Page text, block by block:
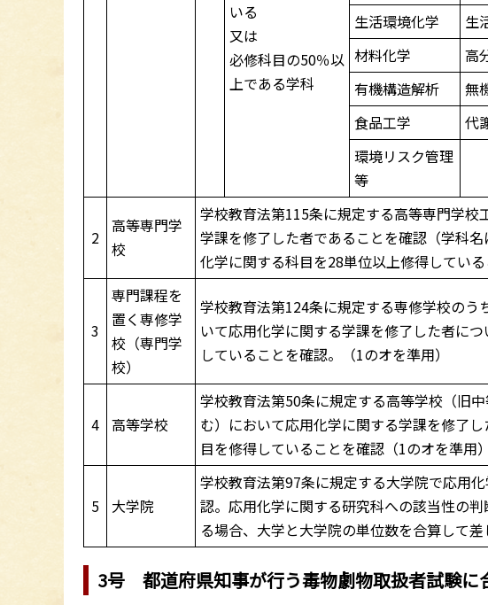
いる
又は
必修科目の50％以
上である学科
生活環境化学 生
材料化学
高
有機構造解析
無
食品工学
代
環境リスク管理
等
2
高等専門学
校
学校教育法第115条に規定する高等専門学
学課を修了した者であることを確認（学科
化学に関する科目を28単位以上修得している
3
専門課程を
置く専修学
校（専門学
校）
学校教育法第124条に規定する専修学校の
いて応用化学に関する学課を修了した者に
していることを確認。（1のオを準用）
4 高等学校
学校教育法第50条に規定する高等学校（旧
む）において応用化学に関する学課を修了
目を修得していることを確認（1のオを準用）
5 大学院
学校教育法第97条に規定する大学院で応用
認。応用化学に関する研究科への該当性の
る場合、大学と大学院の単位数を合算して差
3号 都道府県知事が行う毒物劇物取扱者試験